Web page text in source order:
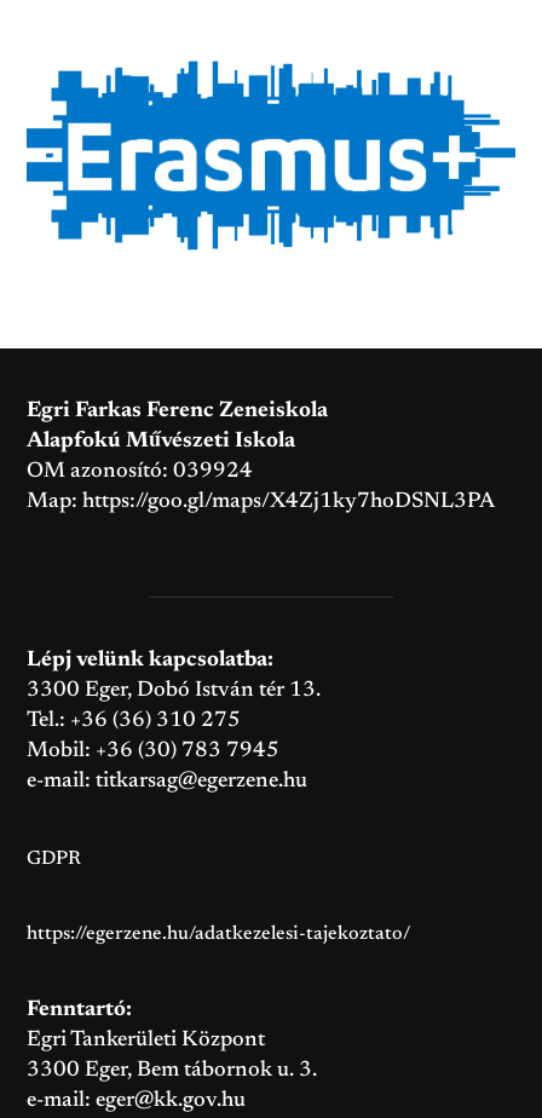
Egri Farkas Ferenc Zeneiskola
Alapfokú Művészeti Iskola
OM azonosító: 039924
Map:https://goo.gl/maps/X4Zj1ky7hoDSNL3PA
Lépj velünk kapcsolatba:
3300 Eger, Dobó István tér 13.
Tel.: +36 (36) 310 275
Mobil: +36 (30) 783 7945
e-mail:titkarsag@egerzene.hu
GDPR
https://egerzene.hu/adatkezelesi-tajekoztato/
Fenntartó:
Egri Tankerületi Központ
3300 Eger, Bem tábornok u. 3.
e-mail:eger@kk.gov.hu